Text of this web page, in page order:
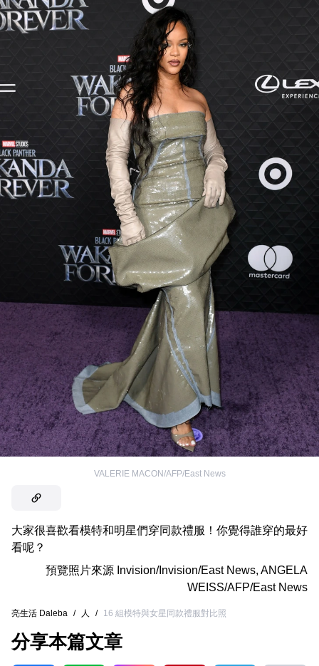
VALERIE MACON/AFP/East News
大家很喜歡看模特和明星們穿同款禮服！你覺得誰穿的最好
看呢？
預覽照片來源 Invision/Invision/East News, ANGELA
WEISS/AFP/East News
亮生活 Daleba / 人 / 16 組模特與女星同款禮服對比照
分享本篇文章